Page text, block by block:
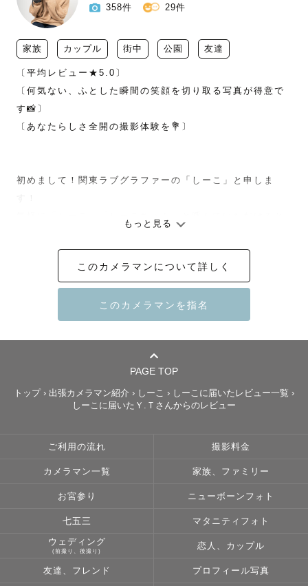
358件 29件
家族 カップル 街中 公園 友達
〔平均レビュー★5.0〕
〔何気ない、ふとした瞬間の笑顔を切り取る写真が得意で
す📸〕
〔あなたらしさ全開の撮影体験を💐〕
初めまして！関東ラブグラファーの「しーこ」と申しま
★写真に対する想い
大学時代からカメラを始め、5年ほど前から友人撮影をメイ
ンに行ってきました。
とにかく写真を撮ることが大好き！景色も食べ物も素敵な
ものは何でも撮ってしまいますが、
何よりも人を撮ることが好きです。
なぜなら、人物写真は唯一「相手がいないと成立しないも
の」だからです。
人と向き合って、会話して、シャッターを切って、喜んで
人物写真は「写真を撮る人」と「撮られる人」の両方の存
在がないと成立しないからこそ、
写真はもちろん、撮影の時間も大切な思い出となるよう、
精一杯お手伝いさせていただきます！
★得意な撮影
フレンド👭
もっと見る
このカメラマンについて詳しく
PAGE TOP
トップ › 出張カメラマン紹介 › しーこ › しーこに届いたレビュー一覧 ›
しーこに届いたＹ.Ｔさんからのレビュー
ご利用の流れ 撮影料金
カメラマン一覧 家族、ファミリー
お宮参り ニューボーンフォト
七五三 マタニティフォト
ウェディング
(前撮り、後撮り)
恋人、カップル
友達、フレンド プロフィール写真